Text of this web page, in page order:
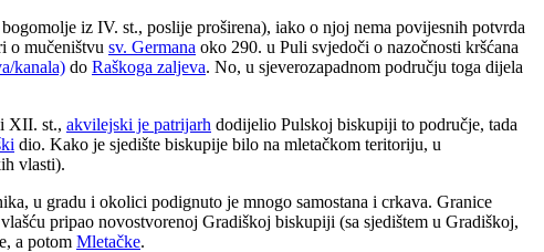
iz IV. st., poslije proširena), iako o njoj nema povijesnih potvrda
o mučeništvu sv. Germana oko 290. u Puli svjedoči o nazočnosti kršćana
kanala) do Raškoga zaljeva. No, u sjeverozapadnom području toga dijela
XII. st., akvilejski je patrijarh dodijelio Pulskoj biskupiji to područje, tada
dio. Kako je sjedište biskupije bilo na mletačkom teritoriju, u
vlasti).
u gradu i okolici podignuto je mnogo samostana i crkava. Granice
pripao novostvorenoj Gradiškoj biskupiji (sa sjedištem u Gradiškoj,
a potom Mletačke.